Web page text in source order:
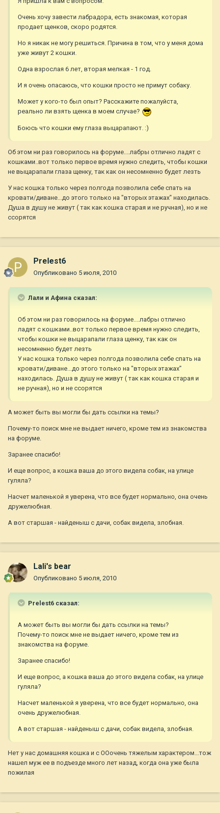
Очень хочу завести лабрадора, есть знакомая, которая
продает щенков, скоро родятся.
Но я никак не могу решиться. Причина в том, что у меня дома
уже живут 2 кошки.
Одна взрослая 6 лет, вторая мелкая - 1 год.
И я очень опасаюсь, что кошки просто не примут собаку.
Может у кого-то был опыт? Расскажите пожалуйста,
реально ли взять щенка в моем случае?
Боюсь что кошки ему глаза выцарапают. :)
Об этом ни раз говорилось на форуме....лабры отлично ладят с
кошками..вот только первое время нужно следить, чтобы кошки
не выцарапали глаза щенку, так как он несомненно будет лезть
У нас кошка только через полгода позволила себе спать на
кровати/диване...до этого только на "вторых этажах" находилась.
Душа в душу не живут ( так как кошка старая и не ручная), но и не
ссорятся
Prelest6
Опубликовано 5 июля, 2010
Лали и Афина сказал:
Об этом ни раз говорилось на форуме....лабры отлично
ладят с кошками..вот только первое время нужно следить,
чтобы кошки не выцарапали глаза щенку, так как он
несомненно будет лезть
У нас кошка только через полгода позволила себе спать на
кровати/диване...до этого только на "вторых этажах"
находилась. Душа в душу не живут ( так как кошка старая и
не ручная), но и не ссорятся
А может быть вы могли бы дать ссылки на темы?
Почему-то поиск мне не выдает ничего, кроме тем из знакомства
на форуме.
Заранее спасибо!
И еще вопрос, а кошка ваша до этого видела собак, на улице
гуляла?
Насчет маленькой я уверена, что все будет нормально, она очень
дружелюбная.
А вот старшая - найденыш с дачи, собак видела, злобная.
Lali's bear
Опубликовано 5 июля, 2010
Prelest6 сказал:
А может быть вы могли бы дать ссылки на темы?
Почему-то поиск мне не выдает ничего, кроме тем из
знакомства на форуме.
Заранее спасибо!
И еще вопрос, а кошка ваша до этого видела собак, на улице
гуляла?
Насчет маленькой я уверена, что все будет нормально, она
очень дружелюбная.
А вот старшая - найденыш с дачи, собак видела, злобная.
Нет у нас домашняя кошка и с ООочень тяжелым характером...тож
нашел муж ее в подъезде много лет назад, когда она уже была
пожилая